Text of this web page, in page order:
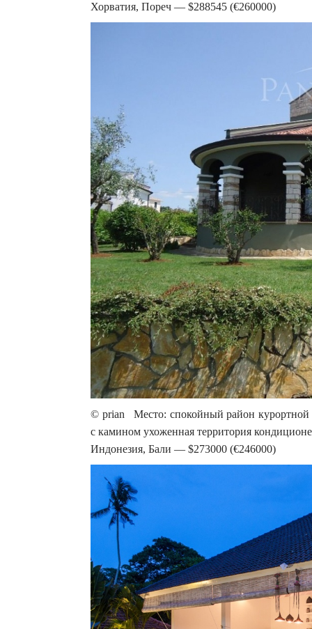
Хорватия, Пореч — $288545 (€260000)
© prian Место: спокойный район курортной
с камином ухоженная территория
Индонезия, Бали — $273000 (€246000)